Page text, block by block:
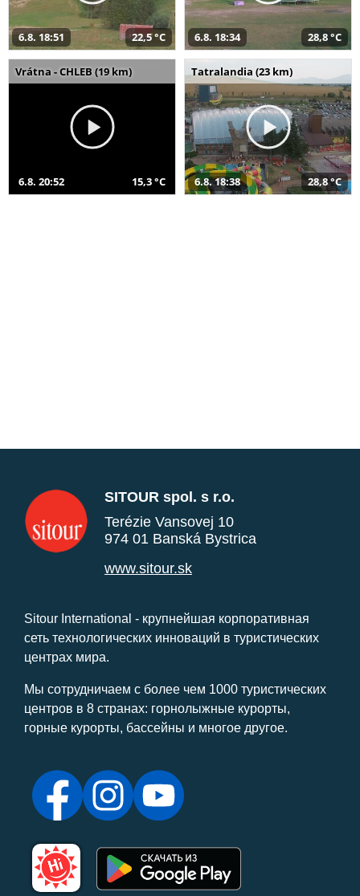
6.8. 18:51 22,5 °C 6.8. 18:34 28,8 °C
Vrátna - CHLEB (19 km)
6.8. 20:52 15,3 °C
Tatralandia (23 km)
6.8. 18:38 28,8 °C
SITOUR spol. s r.o.
Terézie Vansovej 10
974 01 Banská Bystrica
www.sitour.sk
Sitour International - крупнейшая корпоративная
сеть технологических инноваций в туристических
центрах мира.
Мы сотрудничаем с более чем 1000 туристических
центров в 8 странах: горнолыжные курорты,
горные курорты, бассейны и многое другое.